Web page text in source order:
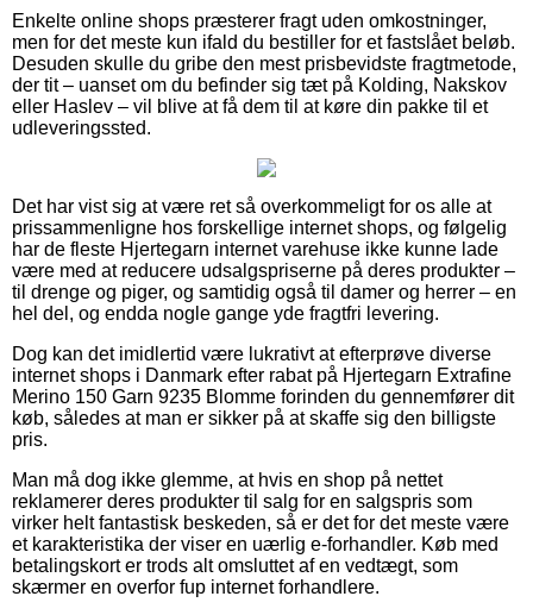
Enkelte online shops præsterer fragt uden omkostninger,
men for det meste kun ifald du bestiller for et fastslået beløb.
Desuden skulle du gribe den mest prisbevidste fragtmetode,
der tit – uanset om du befinder sig tæt på Kolding, Nakskov
eller Haslev – vil blive at få dem til at køre din pakke til et
udleveringssted.
Det har vist sig at være ret så overkommeligt for os alle at
prissammenligne hos forskellige internet shops, og følgelig
har de fleste Hjertegarn internet varehuse ikke kunne lade
være med at reducere udsalgspriserne på deres produkter –
til drenge og piger, og samtidig også til damer og herrer – en
hel del, og endda nogle gange yde fragtfri levering.
Dog kan det imidlertid være lukrativt at efterprøve diverse
internet shops i Danmark efter rabat på Hjertegarn Extrafine
Merino 150 Garn 9235 Blomme forinden du gennemfører dit
køb, således at man er sikker på at skaffe sig den billigste
pris.
Man må dog ikke glemme, at hvis en shop på nettet
reklamerer deres produkter til salg for en salgspris som
virker helt fantastisk beskeden, så er det for det meste være
et karakteristika der viser en uærlig e-forhandler. Køb med
betalingskort er trods alt omsluttet af en vedtægt, som
skærmer en overfor fup internet forhandlere.